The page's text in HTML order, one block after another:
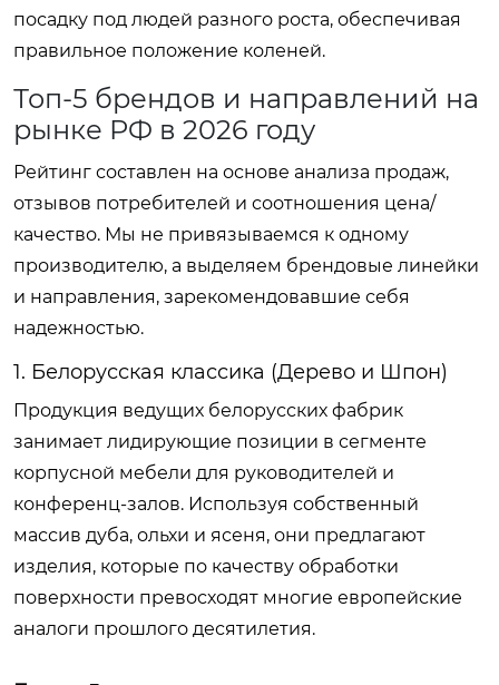
посадку под людей разного роста, обеспечивая
правильное положение коленей.
Топ-5 брендов и направлений на
рынке РФ в 2026 году
Рейтинг составлен на основе анализа продаж,
отзывов потребителей и соотношения цена/
качество. Мы не привязываемся к одному
производителю, а выделяем брендовые линейки
и направления, зарекомендовавшие себя
надежностью.
1. Белорусская классика (Дерево и Шпон)
Продукция ведущих белорусских фабрик
занимает лидирующие позиции в сегменте
корпусной мебели для руководителей и
конференц-залов. Используя собственный
массив дуба, ольхи и ясеня, они предлагают
изделия, которые по качеству обработки
поверхности превосходят многие европейские
аналоги прошлого десятилетия.